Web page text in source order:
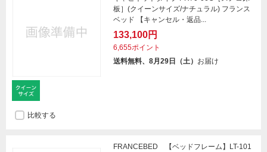
板］(クイーンサイズ/ナチュラル) フランス
ベッド 【キャンセル・返品...
133,100円
6,655ポイント
送料無料、8月29日（土） お届け
比較する
FRANCEBED 【ベッドフレーム】LT-101